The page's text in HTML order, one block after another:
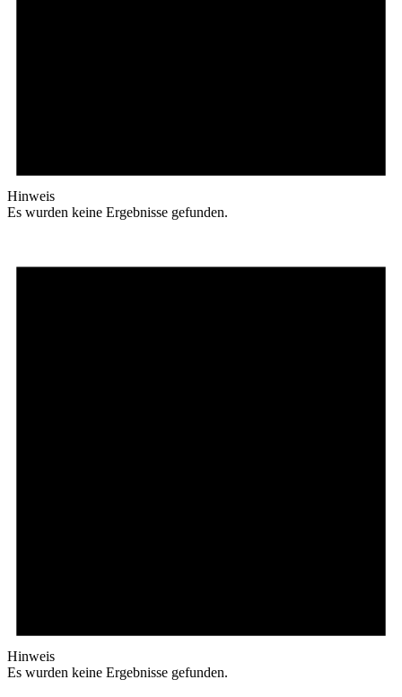
Hinweis
Es wurden keine Ergebnisse gefunden.
Hinweis
Es wurden keine Ergebnisse gefunden.